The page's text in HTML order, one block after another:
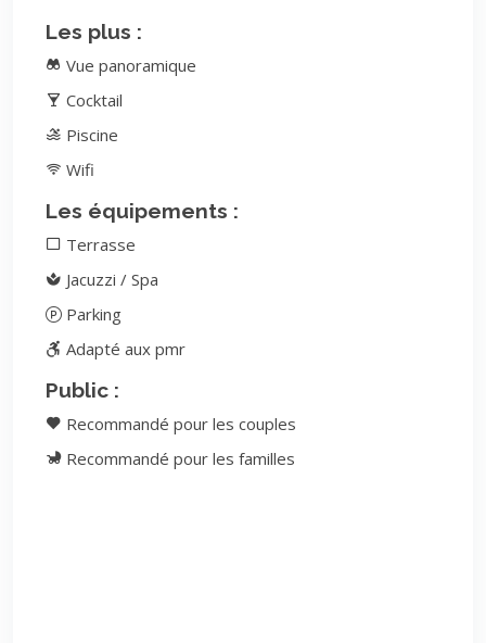
Les plus :
Vue panoramique
Cocktail
Piscine
Wifi
Les équipements :
Terrasse
Jacuzzi / Spa
Parking
Adapté aux pmr
Public :
Recommandé pour les couples
Recommandé pour les familles